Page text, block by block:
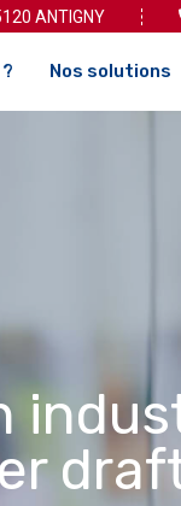
ANTIGNY
Nos solutions